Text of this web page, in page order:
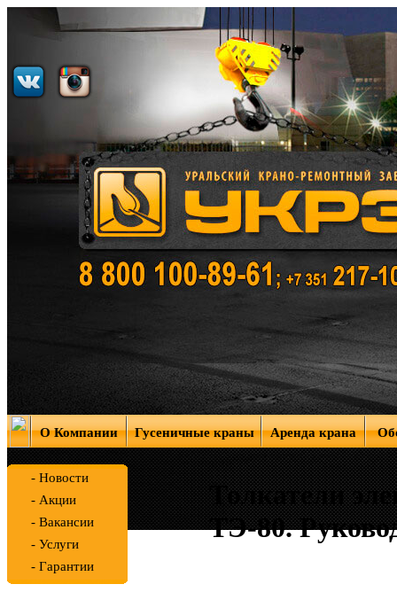
О Компании Гусеничные краны Аренда крана
- Новости
- Акции
- Вакансии
- Услуги
- Гарантии
Толкатели
ТЭ-80.